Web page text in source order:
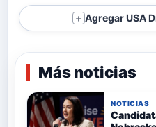
＋ Agregar USA
Más noticias
NOTICIAS